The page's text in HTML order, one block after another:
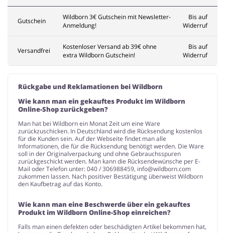
Gutschein
Wildborn 3€ Gutschein mit Newsletter-
Anmeldung!
Bis auf
Widerruf
Versandfrei
Kostenloser Versand ab 39€ ohne
extra Wildborn Gutschein!
Bis auf
Widerruf
Rückgabe und Reklamationen bei Wildborn
Wie kann man ein gekauftes Produkt im Wildborn
Online-Shop zurückgeben?
Man hat bei Wildborn ein Monat Zeit um eine Ware
zurückzuschicken. In Deutschland wird die Rücksendung kostenlos
für die Kunden sein. Auf der Webseite findet man alle
Informationen, die für die Rücksendung benötigt werden. Die Ware
soll in der Originalverpackung und ohne Gebrauchsspuren
zurückgeschickt werden. Man kann die Rücksendewünsche per E-
Mail oder Telefon unter: 040 / 306988459, info@wildborn.com
zukommen lassen. Nach positiver Bestätigung überweist Wildborn
den Kaufbetrag auf das Konto.
Wie kann man eine Beschwerde über ein gekauftes
Produkt im Wildborn Online-Shop einreichen?
Falls man einen defekten oder beschädigten Artikel bekommen hat,